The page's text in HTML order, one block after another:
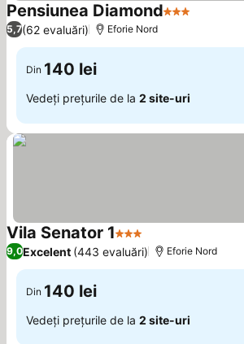
Pensiunea Diamond3 Stele
5,7(62 evaluări) Eforie Nord
Din 140 lei
Vedeți prețurile de la 2 site-uri
Vila Senator 13 Stele
9,0Excelent (443 evaluări) Eforie Nord
Din 140 lei
Vedeți prețurile de la 2 site-uri